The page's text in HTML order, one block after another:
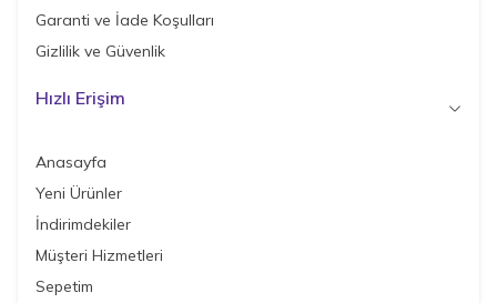
Garanti ve İade Koşulları
Gizlilik ve Güvenlik
Hızlı Erişim
Anasayfa
Yeni Ürünler
İndirimdekiler
Müşteri Hizmetleri
Sepetim